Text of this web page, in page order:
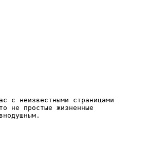
с неизвестными страницами
не простые жизненные